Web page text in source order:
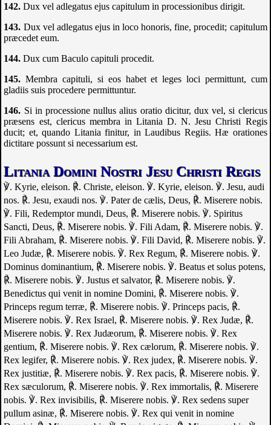
Dux vel adlegatus ejus capitulum in processionibus dirigit.
Dux vel adlegatus ejus in loco honoris, fine, procedit; capitulum
præcedet eum.
Dux cum Baculo capituli procedit.
Membra capituli, si eos habet et leges loci permittunt, cum
gladiis suis procedere permittuntur.
Si in processione nullus alius oratio dicitur, dux vel, si clericus
præsens est, clericus membra in Litania D. N. Jesu Christi Regis
ducit; et, quando Litania finitur, in Laudibus Regiis. Hæ orationes
dictitare possunt si necessarium est.
Litania Domini Nostri Jesu Christi Regis
℣. Kyrie, eleison. ℟. Christe, eleison. ℣. Kyrie, eleison. ℣. Jesu, audi
nos. ℟. Jesu, exaudi nos. ℣. Pater de cælis, Deus, ℟. Miserere nobis.
℣. Fili, Redemptor mundi, Deus, ℟. Miserere nobis. ℣. Spiritus
Sancti, Deus, ℟. Miserere nobis. ℣. Fili Adam, ℟. Miserere nobis. ℣.
Fili Abraham, ℟. Miserere nobis. ℣. Fili David, ℟. Miserere nobis. ℣.
Leo Judæ, ℟. Miserere nobis. ℣. Rex Regum, ℟. Miserere nobis. ℣.
Dominus dominantium, ℟. Miserere nobis. ℣. Beatus et solus potens,
℟. Miserere nobis. ℣. Justus et salvator, ℟. Miserere nobis. ℣.
Benedictus qui venit in nomine Domini, ℟. Miserere nobis. ℣.
Princeps regum terræ, ℟. Miserere nobis. ℣. Princeps pacis, ℟.
Miserere nobis. ℣. Rex Israel, ℟. Miserere nobis. ℣. Rex Judæ, ℟.
Miserere nobis. ℣. Rex Judæorum, ℟. Miserere nobis. ℣. Rex
gentium, ℟. Miserere nobis. ℣. Rex cælorum, ℟. Miserere nobis. ℣.
Rex legifer, ℟. Miserere nobis. ℣. Rex judex, ℟. Miserere nobis. ℣.
Rex justitiæ, ℟. Miserere nobis. ℣. Rex pacis, ℟. Miserere nobis. ℣.
Rex sæculorum, ℟. Miserere nobis. ℣. Rex immortalis, ℟. Miserere
nobis. ℣. Rex invisibilis, ℟. Miserere nobis. ℣. Rex sedens super
pullum asinæ, ℟. Miserere nobis. ℣. Rex qui venit in nomine